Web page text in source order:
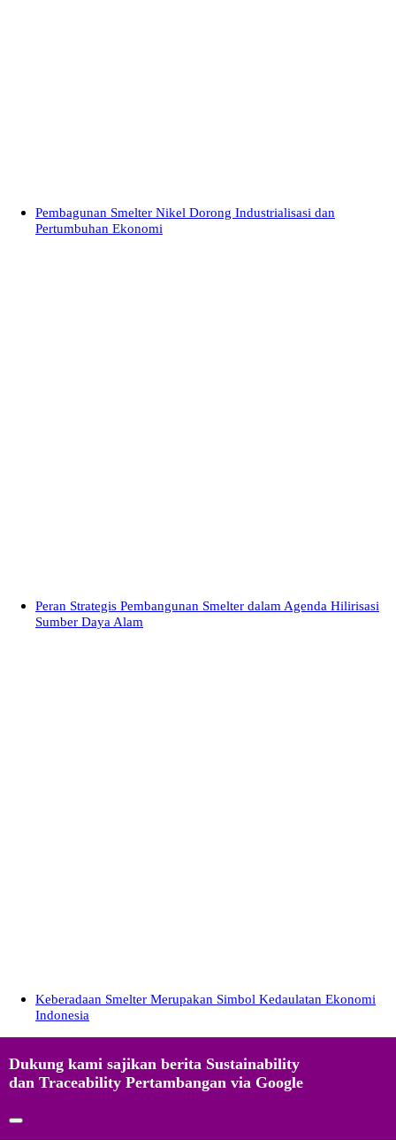
Pembagunan Smelter Nikel Dorong Industrialisasi dan
Pertumbuhan Ekonomi
Peran Strategis Pembangunan Smelter dalam Agenda Hilirisasi
Sumber Daya Alam
Keberadaan Smelter Merupakan Simbol Kedaulatan Ekonomi
Indonesia
Dukung kami sajikan berita Sustainability
dan Traceability Pertambangan via Google